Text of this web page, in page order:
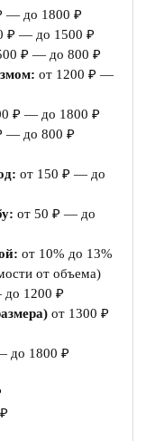
— до 1800 ₽
₽ — до 1500 ₽
₽ — до 800 ₽
от 1200 ₽ —
₽ — до 1800 ₽
— до 800 ₽
от 150 ₽ — до
от 50 ₽ — до
от 10% до 13%
от объема)
1200 ₽
от 1300 ₽
до 1800 ₽